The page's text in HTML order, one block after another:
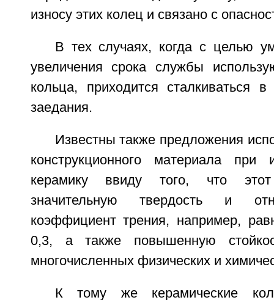
износу этих колец и связано с
В тех случаях, когда с целью
увеличения срока службы
кольца, приходится сталкиваться
заедания.
Известны также предложения
конструкционного материала при
керамику ввиду того, что
значительную твердость и
коэффициент трения, например,
0,3, а также повышенную
многочисленных физических и
К тому же керамические